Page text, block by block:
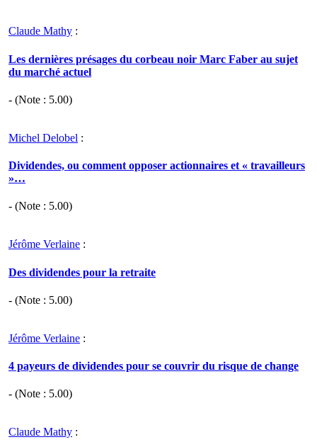
Claude Mathy :
Les dernières présages du corbeau noir Marc Faber au sujet
du marché actuel
- (Note : 5.00)
Michel Delobel :
Dividendes, ou comment opposer actionnaires et « travailleurs
»…
- (Note : 5.00)
Jérôme Verlaine :
Des dividendes pour la retraite
- (Note : 5.00)
Jérôme Verlaine :
4 payeurs de dividendes pour se couvrir du risque de change
- (Note : 5.00)
Claude Mathy :